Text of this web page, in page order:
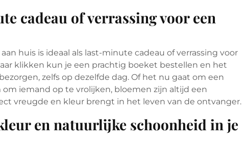
cadeau of verrassing voor een
huis is ideaal als last-minute cadeau of verrassing voor
klikken kun je een prachtig boeket bestellen en het
zelfs op dezelfde dag. Of het nu gaat om een
iemand op te vrolijken, bloemen zijn altijd een
vreugde en kleur brengt in het leven van de ontvanger.
en natuurlijke schoonheid in je